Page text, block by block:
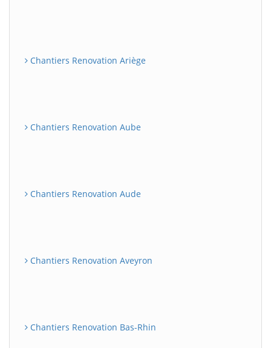
Chantiers Renovation Ariège
Chantiers Renovation Aube
Chantiers Renovation Aude
Chantiers Renovation Aveyron
Chantiers Renovation Bas-Rhin